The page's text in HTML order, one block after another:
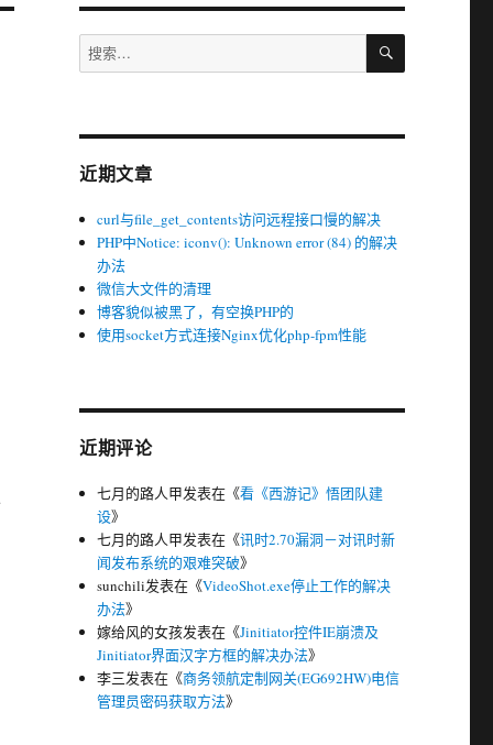
搜
索：
搜
近期文章
curl与file_get_contents访问远程接口慢的解决
PHP中Notice: iconv(): Unknown error (84) 的解决
办法
微信大文件的清理
博客貌似被黑了，有空换PHP的
使用socket方式连接Nginx优化php-fpm性能
近期评论
七月的路人甲发表在《看《西游记》悟团队建
设》
七月的路人甲发表在《讯时2.70漏洞－对讯时新
闻发布系统的艰难突破》
sunchili发表在《VideoShot.exe停止工作的解决
办法》
嫁给风的女孩发表在《Jinitiator控件IE崩溃及
Jinitiator界面汉字方框的解决办法》
李三发表在《商务领航定制网关(EG692HW)电信
管理员密码获取方法》